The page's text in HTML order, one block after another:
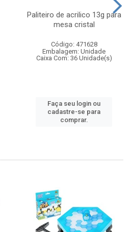
Paliteiro de acrilico 13g para
mesa cristal
Código: 471628
Embalagem: Unidade
Caixa Com: 36 Unidade(s)
Faça seu login ou
cadastre-se para
comprar.